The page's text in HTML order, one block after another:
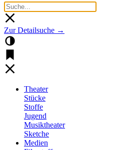
Zur Detailsuche →
Theater
Stücke
Stoffe
Jugend
Musiktheater
Sketche
Medien